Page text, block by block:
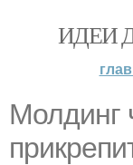
ИДЕИ
Молдинг